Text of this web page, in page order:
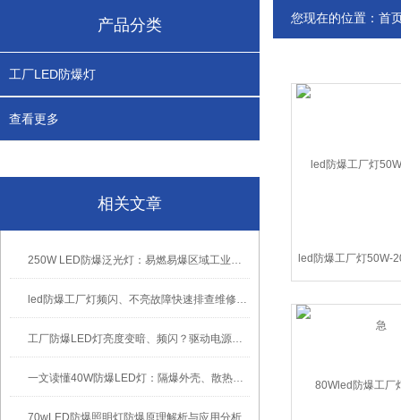
产品分类
工厂LED防爆灯
查看更多
相关文章
250W LED防爆泛光灯：易燃易爆区域工业固定照明装置
led防爆工厂灯频闪、不亮故障快速排查维修方法
工厂防爆LED灯亮度变暗、频闪？驱动电源故障检修方法
一文读懂40W防爆LED灯：隔爆外壳、散热、防爆认证原理
70wLED防爆照明灯防爆原理解析与应用分析
您现在的位置： 首
led防爆工厂灯50W-